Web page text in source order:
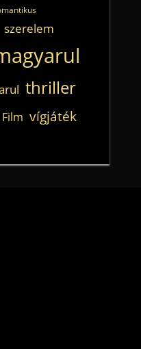
szerelem
thriller
vígjáték